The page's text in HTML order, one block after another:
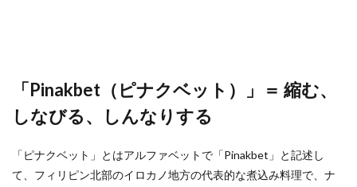
「Pinakbet（ピナクベット）」＝ 縮む、
しなびる、しんなりする
「ピナクベット」とはアルファベットで「Pinakbet」と記述し
て、フィリピン北部のイロカノ地方の代表的な煮込み料理で、ナ